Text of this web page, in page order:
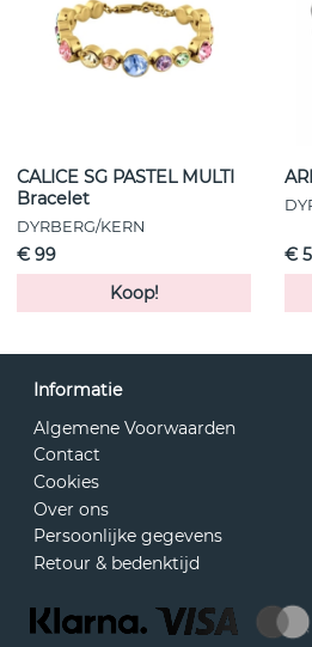
CALICE SG PASTEL MULTI
Bracelet
DYRBERG/KERN
€ 99
Koop!
€
Informatie
Algemene Voorwaarden
Contact
Cookies
Over ons
Persoonlijke gegevens
Retour & bedenktijd